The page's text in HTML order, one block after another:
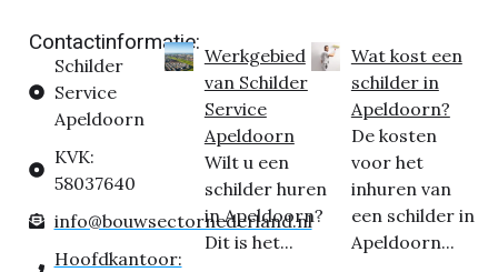
Contactinformatie:
Schilder
Service
Apeldoorn
KVK:
58037640
info@bouwsectornederland.nl
Hoofdkantoor:
Werkgebied
van Schilder
Service
Apeldoorn
Wilt u een
schilder huren
in Apeldoorn?
Dit is het...
Wat kost een
schilder in
Apeldoorn?
De kosten
voor het
inhuren van
een schilder in
Apeldoorn...